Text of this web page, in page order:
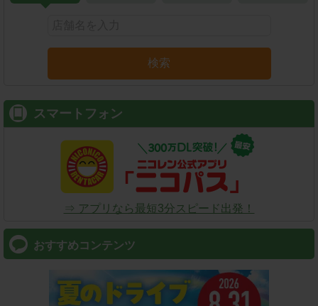
検索
スマートフォン
⇒ アプリなら最短3分スピード出発！
おすすめコンテンツ